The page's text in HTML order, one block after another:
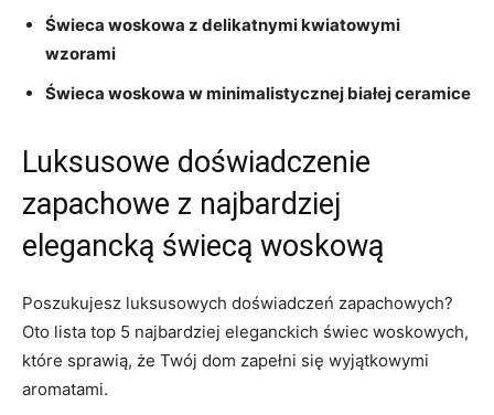
Świeca woskowa z delikatnymi kwiatowymi
‍wzorami
Świeca woskowa⁢ w minimalistycznej białej​ ceramice
Luksusowe doświadczenie
zapachowe z najbardziej
elegancką świecą woskową
Poszukujesz luksusowych doświadczeń zapachowych?
Oto lista top 5 najbardziej eleganckich​ świec woskowych,
które sprawią, że Twój ⁣dom ⁤zapełni się⁢ wyjątkowymi
aromatami.